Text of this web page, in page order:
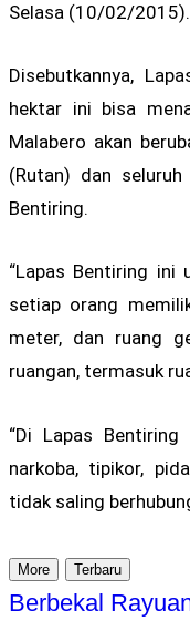
Selasa (10/02/2015).
Disebutkannya,
hektar ini bisa
Malabero akan
(Rutan) dan
Bentiring.
“Lapas Bentiring ini
setiap orang
meter, dan ruang
ruangan, termasuk
“Di Lapas
narkoba, tipikor,
tidak saling
More Terbaru
Berbekal